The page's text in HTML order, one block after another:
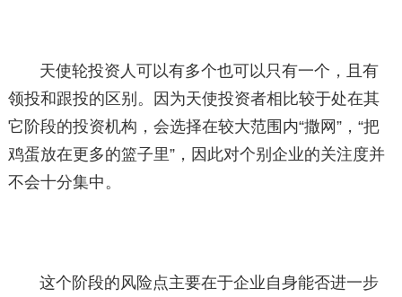
天使轮投资人可以有多个也可以只有一个，且有
领投和跟投的区别。因为天使投资者相比较于处在其
它阶段的投资机构，会选择在较大范围内“撒网”，“把
鸡蛋放在更多的篮子里”，因此对个别企业的关注度并
不会十分集中。
这个阶段的风险点主要在于企业自身能否进一步